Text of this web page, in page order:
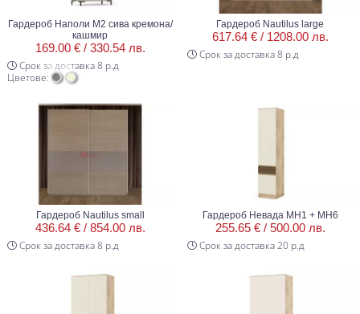
Гардероб Наполи М2 сива кремона/
кашмир
169.00 € / 330.54 лв.
Срок за доставка 8 р.д
Цветове:
Гардероб Nautilus large
617.64 € / 1208.00 лв.
Срок за доставка 8 р.д
Гардероб Nautilus small
436.64 € / 854.00 лв.
Срок за доставка 8 р.д
Гардероб Невада МН1 + МН6
255.65 € / 500.00 лв.
Срок за доставка 20 р.д